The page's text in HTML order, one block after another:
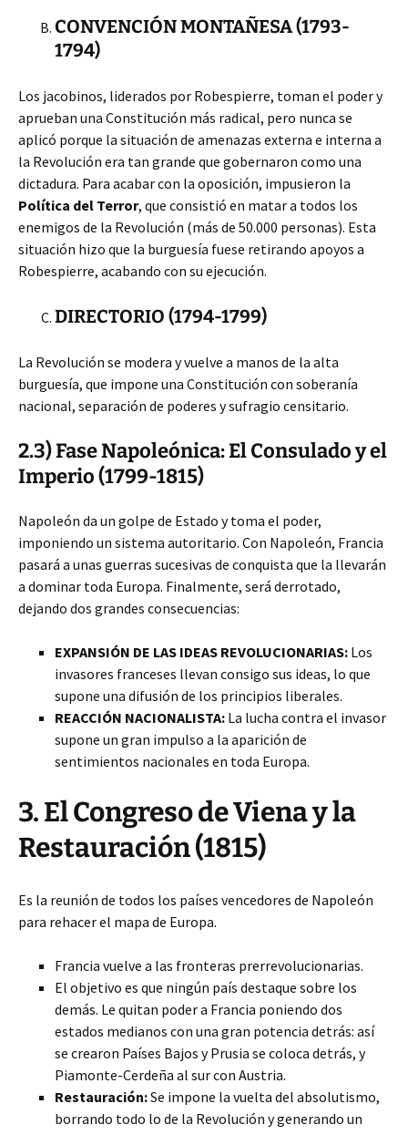
CONVENCIÓN MONTAÑESA (1793-
1794)
Los jacobinos, liderados por Robespierre, toman el poder y
aprueban una Constitución más radical, pero nunca se
aplicó porque la situación de amenazas externa e interna a
la Revolución era tan grande que gobernaron como una
dictadura. Para acabar con la oposición, impusieron la
Política del Terror, que consistió en matar a todos los
enemigos de la Revolución (más de 50.000 personas). Esta
situación hizo que la burguesía fuese retirando apoyos a
Robespierre, acabando con su ejecución.
DIRECTORIO (1794-1799)
La Revolución se modera y vuelve a manos de la alta
burguesía, que impone una Constitución con soberanía
nacional, separación de poderes y sufragio censitario.
2.3) Fase Napoleónica: El Consulado y el
Imperio (1799-1815)
Napoleón da un golpe de Estado y toma el poder,
imponiendo un sistema autoritario. Con Napoleón, Francia
pasará a unas guerras sucesivas de conquista que la llevarán
a dominar toda Europa. Finalmente, será derrotado,
dejando dos grandes consecuencias:
EXPANSIÓN DE LAS IDEAS REVOLUCIONARIAS: Los
invasores franceses llevan consigo sus ideas, lo que
supone una difusión de los principios liberales.
REACCIÓN NACIONALISTA: La lucha contra el invasor
supone un gran impulso a la aparición de
sentimientos nacionales en toda Europa.
3. El Congreso de Viena y la
Restauración (1815)
Es la reunión de todos los países vencedores de Napoleón
para rehacer el mapa de Europa.
Francia vuelve a las fronteras prerrevolucionarias.
El objetivo es que ningún país destaque sobre los
demás. Le quitan poder a Francia poniendo dos
estados medianos con una gran potencia detrás: así
se crearon Países Bajos y Prusia se coloca detrás, y
Piamonte-Cerdeña al sur con Austria.
Restauración:Se impone la vuelta del absolutismo,
borrando todo lo de la Revolución y generando un